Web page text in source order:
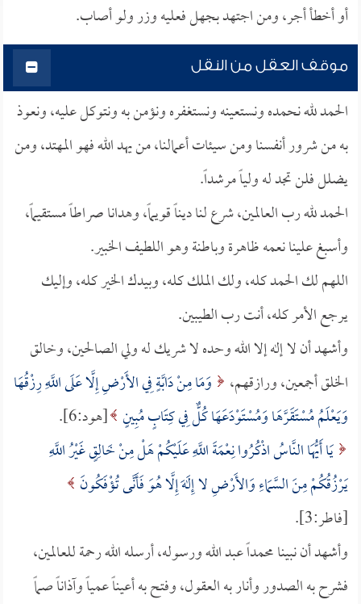
أو أخطأ أجر، ومن اجتهد بجهل فعليه وزر ولو أصاب.
موقف العقل من النقل
الحمد لله نحمده ونستعينه ونستغفره ونؤمن به ونتوكل عليه، ونعوذ
به من شرور أنفسنا ومن سيئات أعمالنا، من يهد الله فهو المهتد، ومن
يضلل فلن تجد له ولياً مرشداً.
الحمد لله رب العالمين، شرع لنا ديناً قويماً، وهدانا صراطاً مستقيماً،
وأسبغ علينا نعمه ظاهرة وباطنة وهو اللطيف الخبير.
اللهم لك الحمد كله، ولك الملك كله، وبيدك الخير كله، وإليك
يرجع الأمر كله، أنت رب الطيبين.
وأشهد أن لا إله إلا الله وحده لا شريك له ولي الصالحين، وخالق
الخلق أجمعين، ورازقهم،
وَمَا مِنْ دَابَّةٍ فِي الأَرْضِ إِلَّا عَلَى اللَّهِ رِزْقُهَا
وَيَعْلَمُ مُسْتَقَرَّهَا وَمُسْتَوْدَعَهَا كُلٌّ فِي كِتَابٍ مُبِينٍ [هود:6].
يَا أَيُّهَا النَّاسُ اذْكُرُوا نِعْمَةَ اللَّهِ عَلَيْكُمْ هَلْ مِنْ خَالِقٍ غَيْرُ اللَّهِ
يَرْزُقُكُمْ مِنَ السَّمَاءِ وَالأَرْضِ لا إِلَهَ إِلَّا هُوَ فَأَنَّى تُؤْفَكُونَ
[فاطر:3].
وأشهد أن نبينا محمداً عبد الله ورسوله، أرسله الله رحمة للعالمين،
فشرح به الصدور وأنار به العقول، وفتح به أعيناً عمياً وآذاناً صماً